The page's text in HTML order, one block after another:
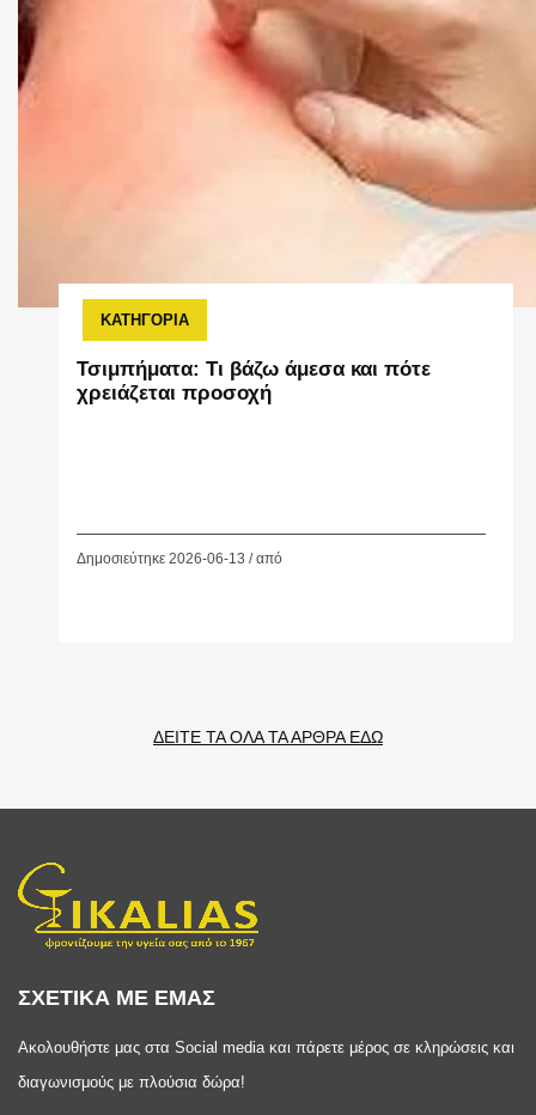
ΚΑΤΗΓΟΡΙΑ
Τσιμπήματα: Τι βάζω άμεσα και πότε
χρειάζεται προσοχή
Δημοσιεύτηκε 2026-06-13 / από
ΔΕΙΤΕ ΤΑ ΟΛΑ ΤΑ ΑΡΘΡΑ ΕΔΩ
ΣΧΕΤΙΚΑ ΜΕ ΕΜΑΣ
Ακολουθήστε μας στα Social media και πάρετε μέρος σε κληρώσεις και
διαγωνισμούς με πλούσια δώρα!